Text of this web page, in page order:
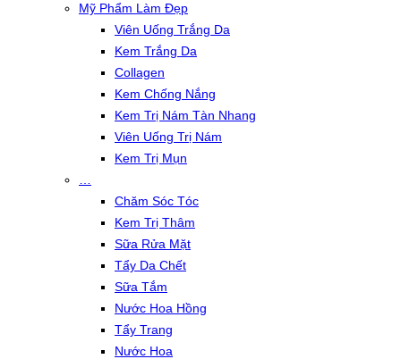
Mỹ Phẩm Làm Đẹp
Viên Uống Trắng Da
Kem Trắng Da
Collagen
Kem Chống Nắng
Kem Trị Nám Tàn Nhang
Viên Uống Trị Nám
Kem Trị Mụn
Chăm Sóc Tóc
Kem Trị Thâm
Sữa Rửa Mặt
Tẩy Da Chết
Sữa Tắm
Nước Hoa Hồng
Tẩy Trang
Nước Hoa